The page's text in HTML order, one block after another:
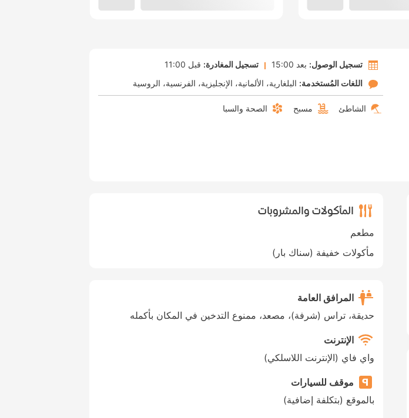
تسجيل الوصول: بعد 15:00 تسجيل المغادرة: قبل 11:00
اللغات المُستخدمة: البلغارية الألمانية الإنجليزية الفرنسية الروسية
الشاطئ مسبح الصحة والسبا
المأكولات والمشروبات
مطعم
مأكولات خفيفة (سناك بار)
المرافق العامة
حديقة، تراس (شرفة)، مصعد، ممنوع التدخين في المكان بأكمله
الإنترنت
واي فاي (الإنترنت اللاسلكي)
موقف للسيارات
بالموقع (بتكلفة إضافية)